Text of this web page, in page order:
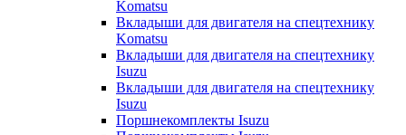
Komatsu
Вкладыши для двигателя на спецтехнику
Komatsu
Вкладыши для двигателя на спецтехнику
Isuzu
Вкладыши для двигателя на спецтехнику
Isuzu
Поршнекомплекты Isuzu